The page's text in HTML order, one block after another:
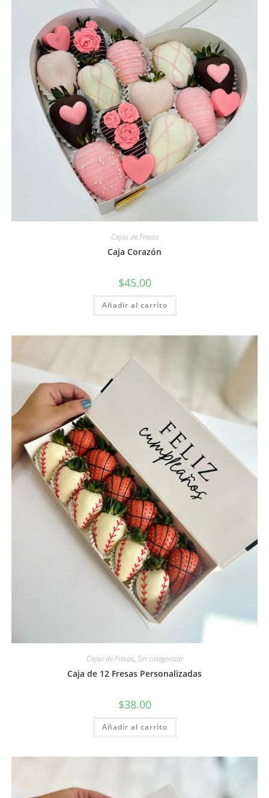
Cajas de Fresas
Caja Corazón
$45.00
Añadir al carrito
Cajas de Fresas, Sin categorizar
Caja de 12 Fresas Personalizadas
$38.00
Añadir al carrito